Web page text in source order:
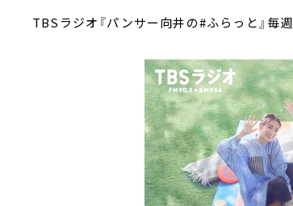
TBSラジオ『パンサー向井の#ふらっと』毎